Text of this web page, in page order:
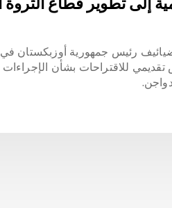
للاقتراحات بشأن الإجراءات